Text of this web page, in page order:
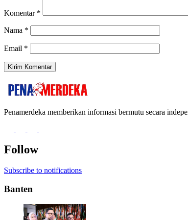
Komentar *
Nama *
Email *
Penamerdeka memberikan informasi bermutu secara
Follow
Subscribe to notifications
Banten